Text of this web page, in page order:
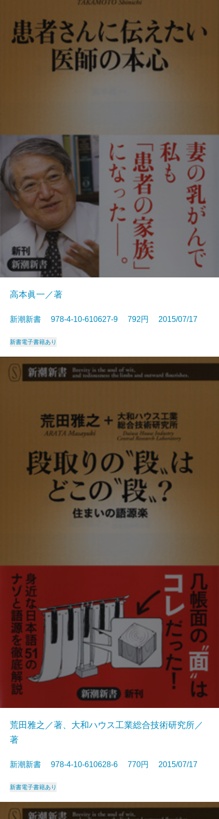
高本眞一／著
新潮新書 978-4-10-610627-9 792円 2015/07/17
新書電子書籍あり
荒田雅之／著、大和ハウス工業総合技術研究所／
著
新潮新書 978-4-10-610628-6 770円 2015/07/17
新書電子書籍あり